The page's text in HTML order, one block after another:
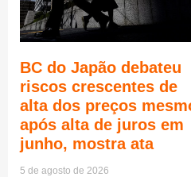
BC do Japão debateu
riscos crescentes de
alta dos preços
após alta de juros em
junho, mostra ata
5 de agosto de 2026